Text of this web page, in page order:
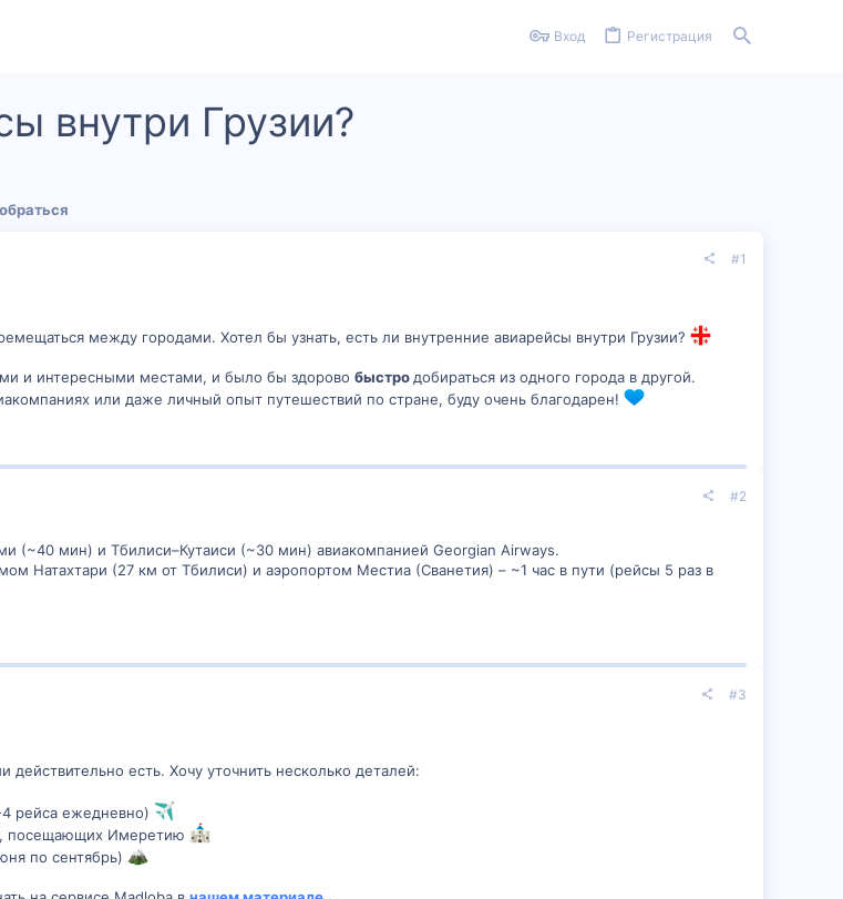
Вход Регистрация
внутри Грузии?
#1
между городами. Хотел бы узнать, есть ли внутренние авиарейсы внутри Грузии?
и интересными местами, и было бы здорово быстро добираться из одного города в другой.
или даже личный опыт путешествий по стране, буду очень благодарен!
#2
(~40 мин) и Тбилиси–Кутаиси (~30 мин) авиакомпанией Georgian Airways.
Натахтари (27 км от Тбилиси) и аэропортом Местиа (Сванетия) – ~1 час в пути (рейсы 5 раз в
#3
есть. Хочу уточнить несколько деталей:
рейса ежедневно)
посещающих Имеретию
по сентябрь)